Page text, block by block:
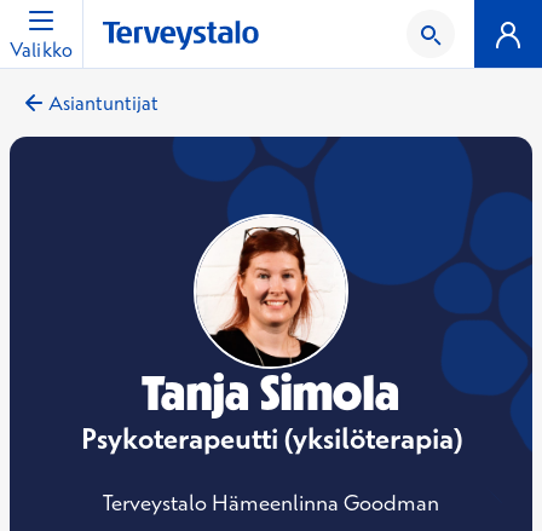
Valikko
Asiantuntijat
Tanja Simola
Psykoterapeutti (yksilöterapia)
Terveystalo Hämeenlinna Goodman